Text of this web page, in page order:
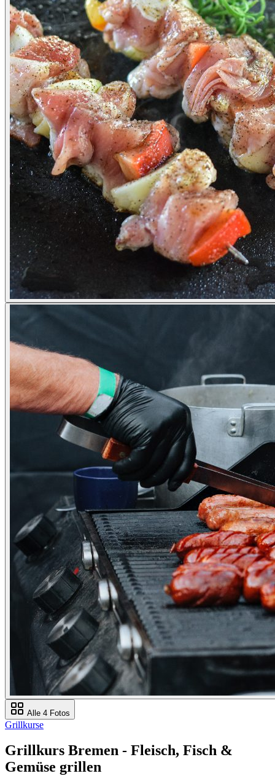
Alle 4 Fotos
Grillkurse
Grillkurs Bremen - Fleisch, Fisch &
Gemüse grillen